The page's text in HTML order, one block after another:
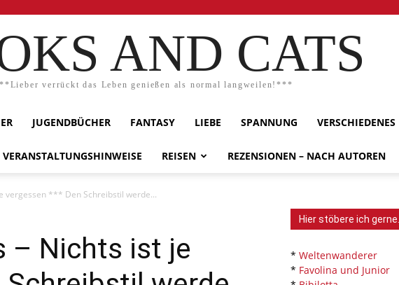
AND CATS
verrückt das Leben genießen als normal langweilen!***
JUGENDBÜCHER FANTASY LIEBE SPANNUNG VERSCHIEDENES
VERANSTALTUNGSHINWEISE REISEN REZENSIONEN – NACH AUTOREN
vergessen *** Den Schreibstil werde...
– Nichts ist je
Hier stöbere ich gerne…
* Weltenwanderer
* Favolina und Junior